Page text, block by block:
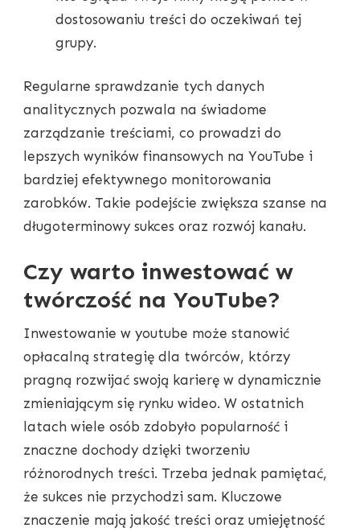
dostosowaniu treści do oczekiwań tej
grupy.
Regularne sprawdzanie tych danych
analitycznych pozwala na świadome
zarządzanie treściami, co prowadzi do
lepszych wyników finansowych na YouTube i
bardziej efektywnego monitorowania
zarobków. Takie podejście zwiększa szanse na
długoterminowy sukces oraz rozwój kanału.
Czy warto inwestować w
twórczość na YouTube?
Inwestowanie w youtube może stanowić
opłacalną strategię dla twórców, którzy
pragną rozwijać swoją karierę w dynamicznie
zmieniającym się rynku wideo. W ostatnich
latach wiele osób zdobyło popularność i
znaczne dochody dzięki tworzeniu
różnorodnych treści. Trzeba jednak pamiętać,
że sukces nie przychodzi sam. Kluczowe
znaczenie mają jakość treści oraz umiejętność